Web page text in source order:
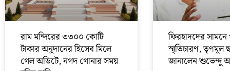
রাম মন্দিরের ৩৩০০ কোটি
টাকার অনুদানের হিসেব মিলে
গেল অডিটে, নগদ গোনার সময়
ফিরহাদদের
স্মৃতিচারণ, তৃণমূল
জানালেন শুভেন্দু